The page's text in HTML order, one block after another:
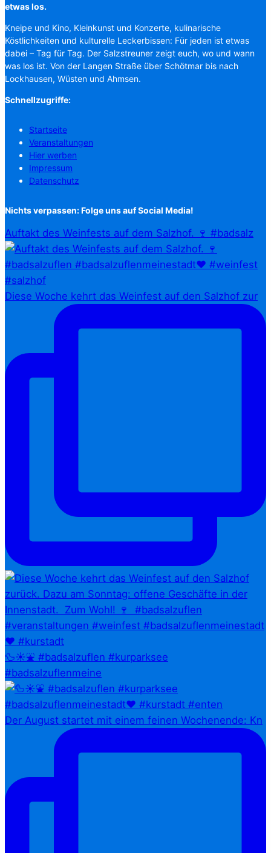
etwas los.
Kneipe und Kino, Kleinkunst und Konzerte, kulinarische
Köstlichkeiten und kulturelle Leckerbissen: Für jeden ist etwas
dabei – Tag für Tag. Der Salzstreuner zeigt euch, wo und wann
was los ist. Von der Langen Straße über Schötmar bis nach
Lockhausen, Wüsten und Ahmsen.
Schnellzugriffe:
Startseite
Veranstaltungen
Hier werben
Impressum
Datenschutz
Nichts verpassen: Folge uns auf Social Media!
Auftakt des Weinfests auf dem Salzhof. 🍷 #badsalz
Diese Woche kehrt das Weinfest auf den Salzhof zur
🦆☀️⛲ #badsalzuflen #kurparksee
#badsalzuflenmeine
Der August startet mit einem feinen Wochenende: Kn